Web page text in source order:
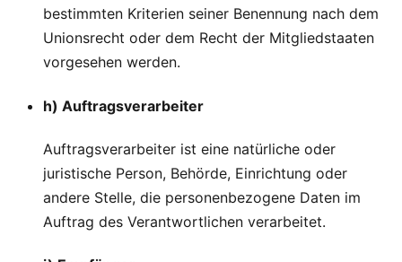
bestimmten Kriterien seiner Benennung nach dem
Unionsrecht oder dem Recht der Mitgliedstaaten
vorgesehen werden.
h) Auftragsverarbeiter
Auftragsverarbeiter ist eine natürliche oder
juristische Person, Behörde, Einrichtung oder
andere Stelle, die personenbezogene Daten im
Auftrag des Verantwortlichen verarbeitet.